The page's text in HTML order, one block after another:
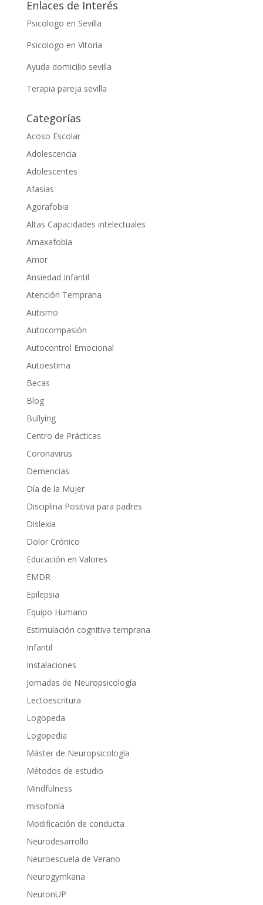
Enlaces de Interés
Psicologo en Sevilla
Psicologo en Vitoria
Ayuda domicilio sevilla
Terapia pareja sevilla
Categorías
Acoso Escolar
Adolescencia
Adolescentes
Afasias
Agorafobia
Altas Capacidades intelectuales
Amaxafobia
Amor
Ansiedad Infantil
Atención Temprana
Autismo
Autocompasión
Autocontrol Emocional
Autoestima
Becas
Blog
Bullying
Centro de Prácticas
Coronavirus
Demencias
Día de la Mujer
Disciplina Positiva para padres
Dislexia
Dolor Crónico
Educación en Valores
EMDR
Epilepsia
Equipo Humano
Estimulación cognitiva temprana
Infantil
Instalaciones
Jornadas de Neuropsicología
Lectoescritura
Logopeda
Logopedia
Máster de Neuropsicología
Métodos de estudio
Mindfulness
misofonía
Modificación de conducta
Neurodesarrollo
Neuroescuela de Verano
Neurogymkana
NeuronUP